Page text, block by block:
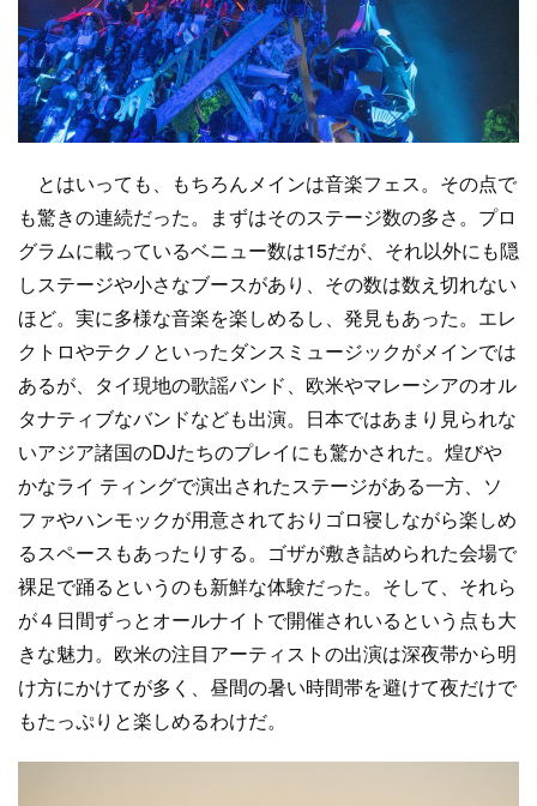
とはいっても、もちろんメインは音楽フェス。その点で
も驚きの連続だった。まずはそのステージ数の多さ。プロ
グラムに載っているベニュー数は15だが、それ以外にも隠
しステージや小さなブースがあり、その数は数え切れない
ほど。実に多様な音楽を楽しめるし、発見もあった。エレ
クトロやテクノといったダンスミュージックがメインでは
あるが、タイ現地の歌謡バンド、欧米やマレーシアのオル
タナティブなバンドなども出演。日本ではあまり見られな
いアジア諸国のDJたちのプレイにも驚かされた。煌びや
かなライ ティングで演出されたステージがある一方、ソ
ファやハンモックが用意されておりゴロ寝しながら楽しめ
るスペースもあったりする。ゴザが敷き詰められた会場で
裸足で踊るというのも新鮮な体験だった。そして、それら
が４日間ずっとオールナイトで開催されいるという点も大
きな魅力。欧米の注目アーティストの出演は深夜帯から明
け方にかけてが多く、昼間の暑い時間帯を避けて夜だけで
もたっぷりと楽しめるわけだ。